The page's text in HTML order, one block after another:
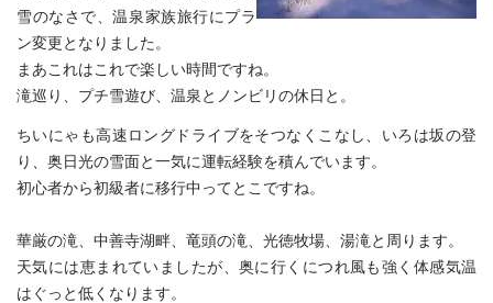
雪のなさで、温泉家族旅行にプラ
ン変更となりました。
まあこれはこれで楽しい時間ですね。
滝巡り、プチ雪遊び、温泉とノンビリの休日と。
ちいにゃも高速ロングドライブをそつなくこなし、いろは坂の登
り、奥日光の雪面と一気に運転経験を積んでいます。
初心者から初級者に移行中ってとこですね。
華厳の滝、中善寺湖畔、竜頭の滝、光徳牧場、湯滝と周ります。
天気には恵まれていましたが、奥に行くにつれ風も強く体感気温
はぐっと低くなります。